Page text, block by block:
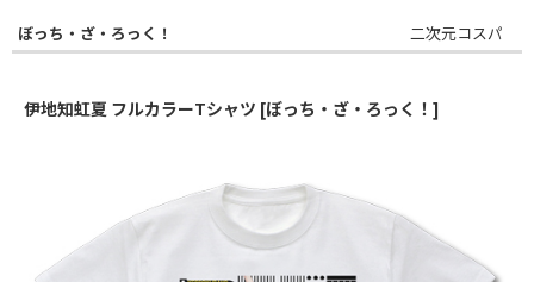
ぼっち・ざ・ろっく！ 二次元コスパ
伊地知虹夏 フルカラーTシャツ [ぼっち・ざ・ろっく！]